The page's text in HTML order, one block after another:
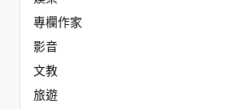
專欄作家
影音
文教
旅遊